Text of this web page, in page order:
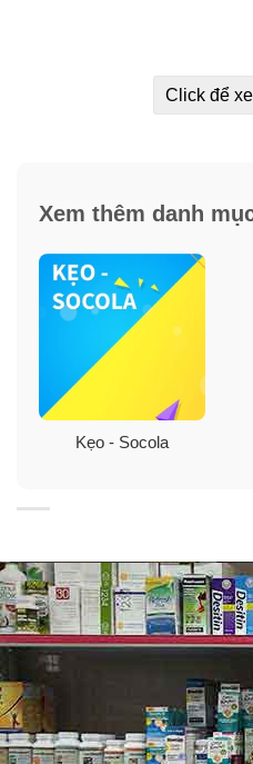
Click để
Xem thêm danh
Kẹo - Socola